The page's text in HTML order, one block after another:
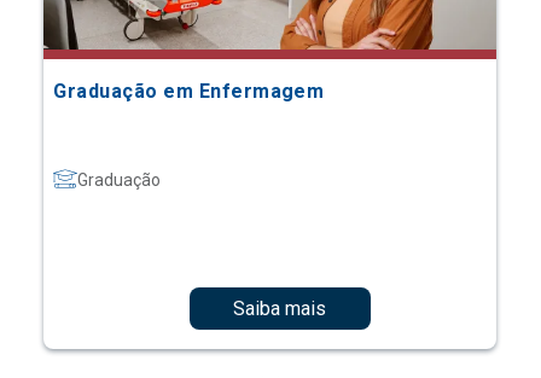
Graduação em Enfermagem
Graduação
Saiba mais